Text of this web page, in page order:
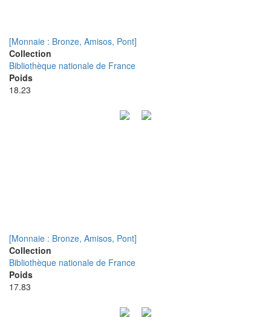
[Monnaie : Bronze, Amisos, Pont]
Collection
Bibliothèque nationale de France
Poids
18.23
[Monnaie : Bronze, Amisos, Pont]
Collection
Bibliothèque nationale de France
Poids
17.83